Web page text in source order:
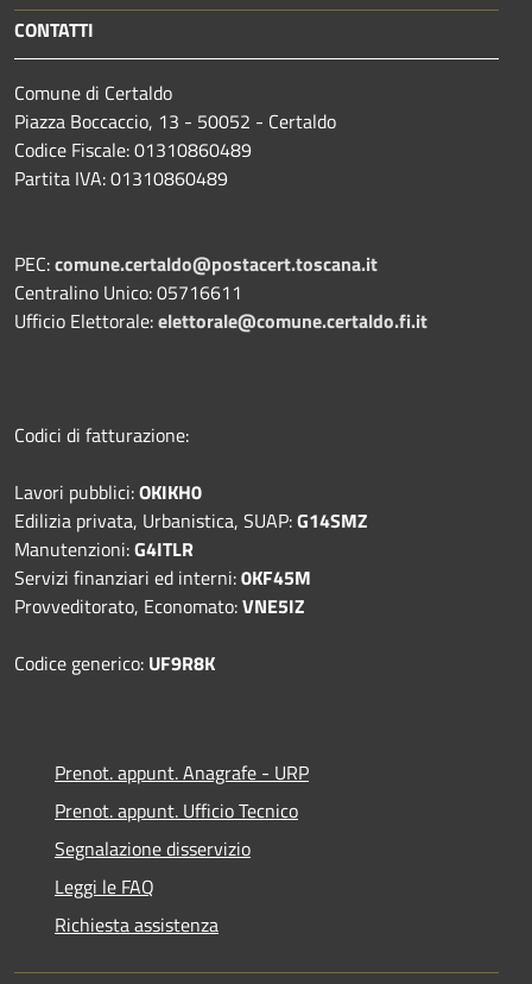
CONTATTI
Comune di Certaldo
Piazza Boccaccio, 13 - 50052 - Certaldo
Codice Fiscale: 01310860489
Partita IVA: 01310860489
PEC:comune.certaldo@postacert.toscana.it
Centralino Unico: 05716611
Ufficio Elettorale:elettorale@comune.certaldo.fi.it
Codici di fatturazione:
Lavori pubblici:OKIKH0
Edilizia privata, Urbanistica, SUAP:G14SMZ
Manutenzioni:G4ITLR
Servizi finanziari ed interni:0KF45M
Provveditorato, Economato:VNE5IZ
Codice generico: UF9R8K
Prenot. appunt. Anagrafe - URP
Prenot. appunt. Ufficio Tecnico
Segnalazione disservizio
Leggi le FAQ
Richiesta assistenza